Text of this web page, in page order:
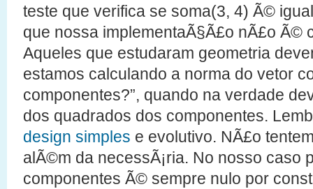
teste que verifica se soma(3, 4) Ã©
que nossa implementaÃ§Ã£o nÃ£o Ã©
Aqueles que estudaram geometria
estamos calculando a norma do vetor
componentes?”, quando na verdade
dos quadrados dos componentes.
design simples e evolutivo. NÃ£o
alÃ©m da necessÃ¡ria. No nosso caso
componentes Ã© sempre nulo por